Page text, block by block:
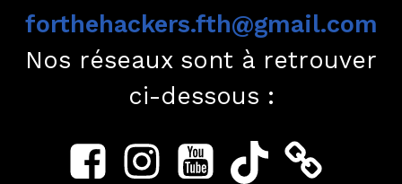
forthehackers.fth@gmail.com
Nos réseaux sont à retrouver
ci-dessous :